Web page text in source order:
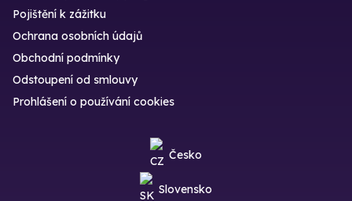
Pojištění k zážitku
Ochrana osobních údajů
Obchodní podmínky
Odstoupení od smlouvy
Prohlášení o používání cookies
Česko
Slovensko